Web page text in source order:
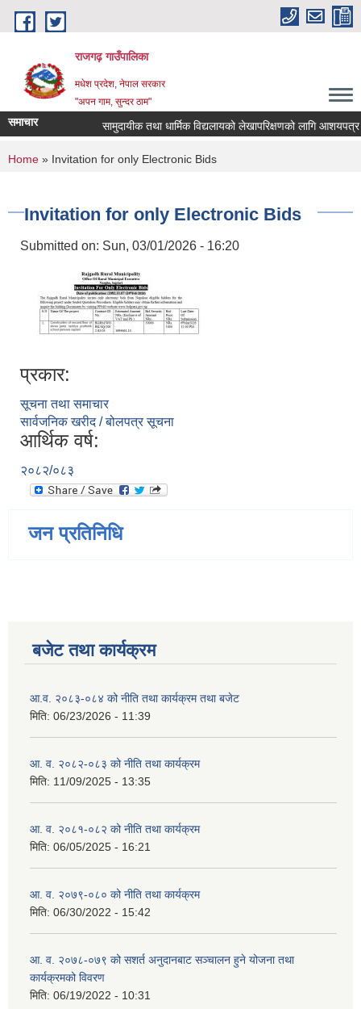
Skip to main content
राजगढ़ गाउँपालिका
मधेश प्रदेश, नेपाल सरकार
"अपन गाम, सुन्दर ठाम"
समाचार सामुदायीक तथा धार्मिक विद्यलायको लेखापरिक्षणको लागि आशयपत्र
You are here
Home » Invitation for only Electronic Bids
Invitation for only Electronic Bids
Submitted on: Sun, 03/01/2026 - 16:20
प्रकार:
सूचना तथा समाचार
सार्वजनिक खरीद / बोलपत्र सूचना
आर्थिक वर्ष:
२०८२/०८३
जन प्रतिनिधि
बजेट तथा कार्यक्रम
आ.व. २०८३-०८४ को नीति तथा कार्यक्रम तथा बजेट
मिति: 06/23/2026 - 11:39
आ. व. २०८२-०८३ को नीति तथा कार्यक्रम
मिति: 11/09/2025 - 13:35
आ. व. २०८१-०८२ को नीति तथा कार्यक्रम
मिति: 06/05/2025 - 16:21
आ. व. २०७९-०८० को नीति तथा कार्यक्रम
मिति: 06/30/2022 - 15:42
आ. व. २०७८-०७९ को सशर्त अनुदानबाट सञ्चालन हुने योजना तथा
कार्यक्रमको विवरण
मिति: 06/19/2022 - 10:31